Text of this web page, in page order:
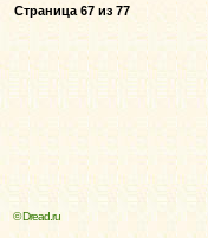
Страница 67 из 77
© Dread.ru